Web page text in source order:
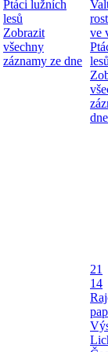
Ptáci lužních
lesů
Zobrazit
všechny
záznamy ze dne
ve
dne
21
14